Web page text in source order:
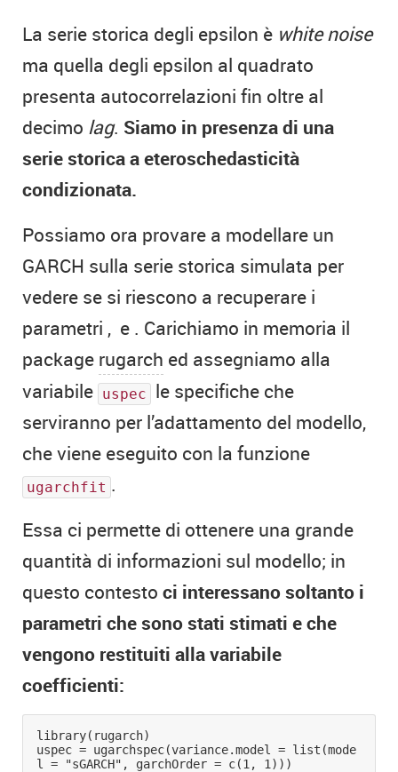
La serie storica degli epsilon è white noise
ma quella degli epsilon al quadrato
presenta autocorrelazioni fin oltre al
decimo lag. Siamo in presenza di una
serie storica a eteroschedasticità
condizionata.
Possiamo ora provare a modellare un
GARCH sulla serie storica simulata per
vedere se si riescono a recuperare i
parametri , e . Carichiamo in memoria il
package rugarch ed assegniamo alla
variabile uspec
le specifiche che
serviranno per l’adattamento del modello,
che viene eseguito con la funzione
ugarchfit .
Essa ci permette di ottenere una grande
quantità di informazioni sul modello; in
questo contesto ci interessano soltanto i
parametri che sono stati stimati e che
vengono restituiti alla variabile
coefficienti:
library(rugarch)
uspec = ugarchspec(variance.model = list(mode
l = "sGARCH", garchOrder = c(1, 1)))